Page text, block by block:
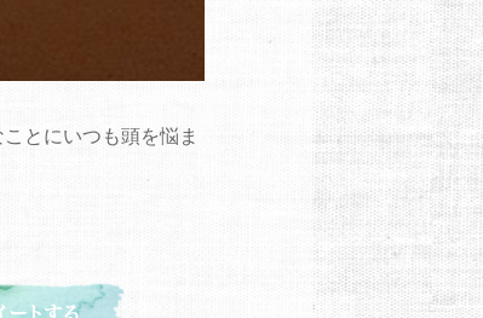
とにいつも頭を悩ま